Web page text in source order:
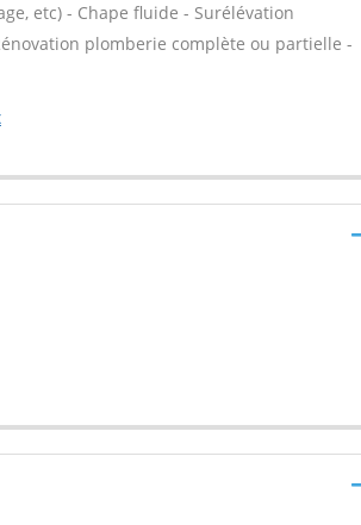
etc) - Chape fluide - Surélévation
plomberie complète ou partielle -